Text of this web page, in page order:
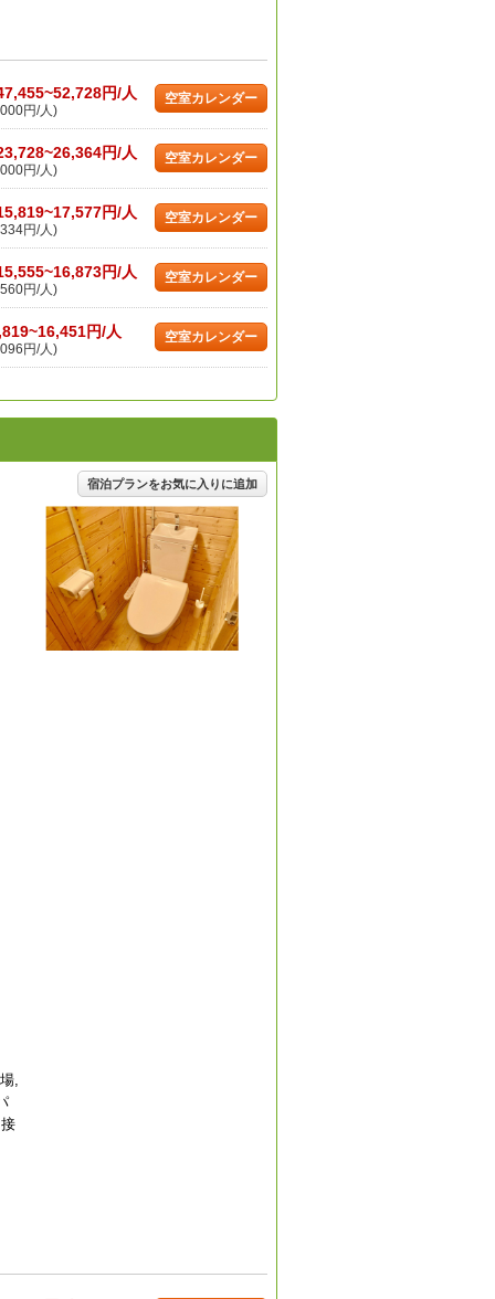
円/人
円/人)
空室カレンダー
円/人
円/人)
空室カレンダー
円/人
円/人)
空室カレンダー
円/人
円/人)
空室カレンダー
円/人
円/人)
空室カレンダー
宿泊プランをお気に入りに追加
,